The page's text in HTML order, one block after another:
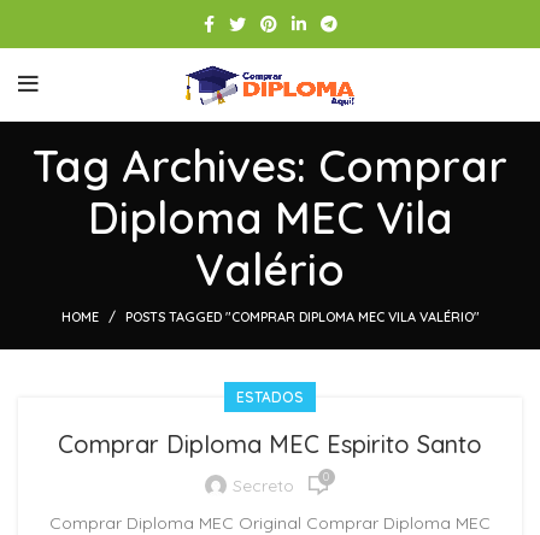
Tag Archives: Comprar
Diploma MEC Vila
Valério
HOME POSTS TAGGED "COMPRAR DIPLOMA MEC VILA VALÉRIO"
ESTADOS
Comprar Diploma MEC Espirito Santo
Secreto 0
Comprar Diploma MEC Original Comprar Diploma MEC